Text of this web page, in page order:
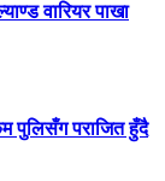
वारियर पाखा
पुलिसँग पराजित हुँदै